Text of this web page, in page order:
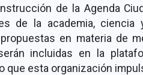
de la Agenda
de la academia, ciencia
en materia de
incluidas en la
que esta organización